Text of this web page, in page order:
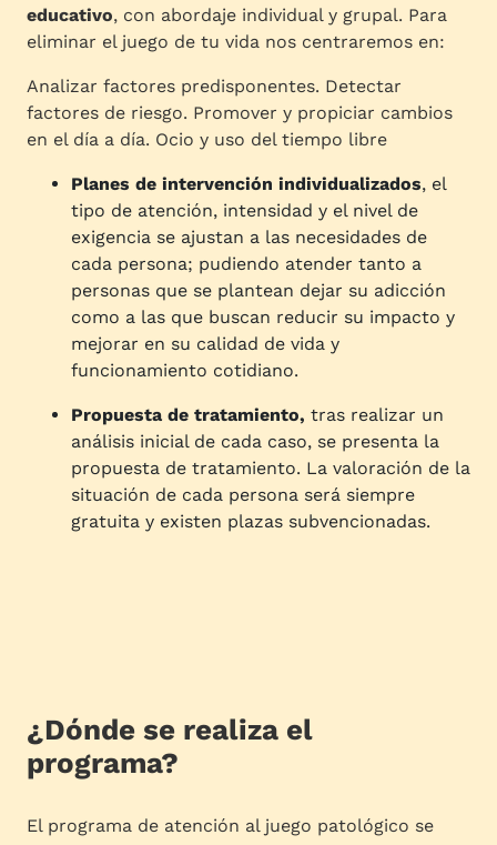
educativo, con abordaje individual y grupal. Para
eliminar el juego de tu vida nos centraremos en:
Analizar factores predisponentes. Detectar
factores de riesgo. Promover y propiciar cambios
en el día a día. Ocio y uso del tiempo libre
Planes de intervención individualizados, el
tipo de atención, intensidad y el nivel de
exigencia se ajustan a las necesidades de
cada persona; pudiendo atender tanto a
personas que se plantean dejar su adicción
como a las que buscan reducir su impacto y
mejorar en su calidad de vida y
funcionamiento cotidiano.
Propuesta de tratamiento, tras realizar un
análisis inicial de cada caso, se presenta la
propuesta de tratamiento. La valoración de la
situación de cada persona será siempre
gratuita y existen plazas subvencionadas.
¿Dónde se realiza el
programa?
El programa de atención al juego patológico se